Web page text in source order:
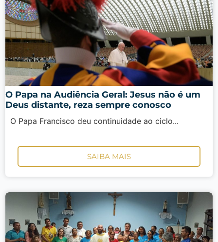
O Papa na Audiência Geral: Jesus não é um
Deus distante, reza sempre conosco
O Papa Francisco deu continuidade ao ciclo...
SAIBA MAIS